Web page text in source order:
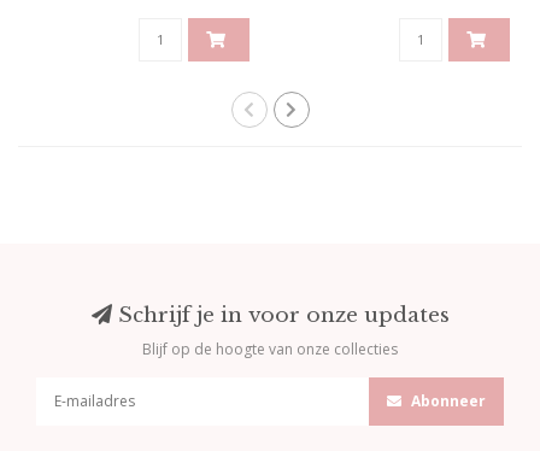
Schrijf je in voor onze updates
Blijf op de hoogte van onze collecties
Abonneer